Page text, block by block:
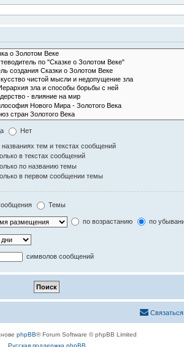
Нет
названиях тем и текстах сообщений
в текстах сообщений
по названию темы
в первом сообщении темы
Темы
по возрастанию по
символов сообщений
phpBB® Forum Software © phpBB Limited
Русская поддержка phpBB